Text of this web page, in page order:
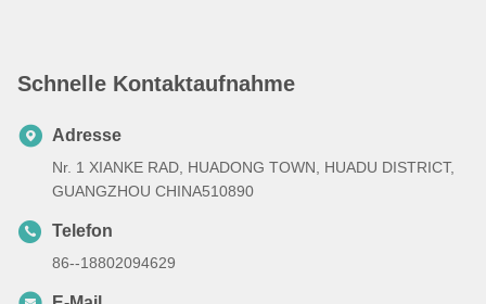
Schnelle Kontaktaufnahme
Adresse
Nr. 1 XIANKE RAD, HUADONG TOWN, HUADU DISTRICT,
GUANGZHOU CHINA510890
Telefon
86--18802094629